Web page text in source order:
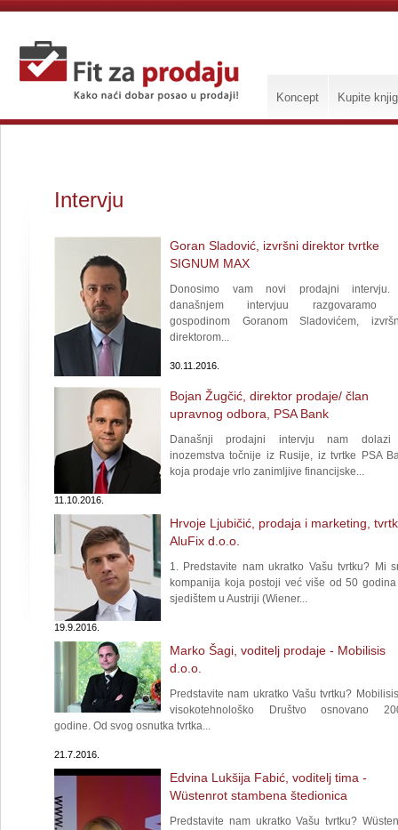
Koncept Kupite
Intervju
Goran Sladović, izvršni direktor tvrtke
SIGNUM MAX
Donosimo vam novi prodajni
današnjem intervjuu razgovaramo
gospodinom Goranom Sladovićem,
direktorom...
30.11.2016.
Bojan Žugčić, direktor prodaje/ član
upravnog odbora, PSA Bank
Današnji prodajni intervju nam
inozemstva točnije iz Rusije, iz tvrtke PSA
koja prodaje vrlo zanimljive financijske...
11.10.2016.
Hrvoje Ljubičić, prodaja i marketing,
AluFix d.o.o.
1. Predstavite nam ukratko Vašu tvrtku? Mi
kompanija koja postoji već više od 50
sjedištem u Austriji (Wiener...
19.9.2016.
Marko Šagi, voditelj prodaje - Mobilisis
d.o.o.
Predstavite nam ukratko Vašu tvrtku?
visokotehnološko Društvo osnovano
godine. Od svog osnutka tvrtka...
21.7.2016.
Edvina Lukšija Fabić, voditelj tima -
Wüstenrot stambena štedionica
Predstavite nam ukratko Vašu tvrtku?